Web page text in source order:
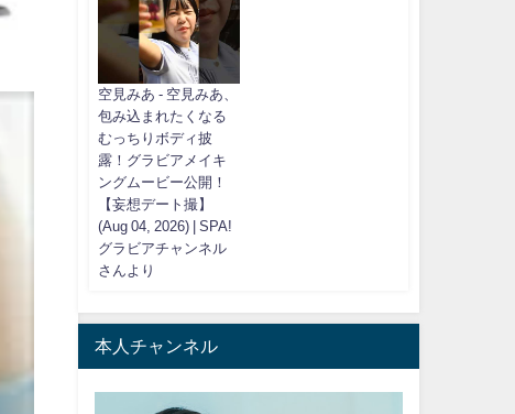
空見みあ - 空見みあ、
包み込まれたくなる
むっちりボディ披
露！グラビアメイキ
ングムービー公開！
【妄想デート撮】
(Aug 04, 2026) | SPA!
グラビアチャンネル
さんより
本人チャンネル